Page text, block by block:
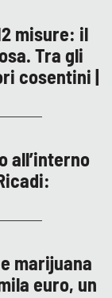
misure: il
Tra gli
cosentini |
all’interno
marijuana
euro, un